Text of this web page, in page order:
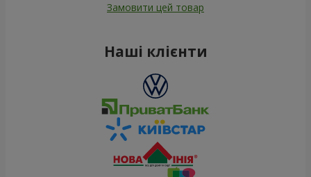
Замовити цей товар
Наші клієнти